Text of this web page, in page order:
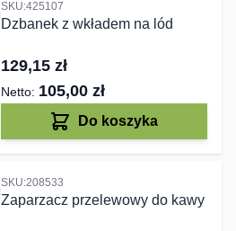
SKU:425107
Dzbanek z wkładem na lód
129,15 zł
105,00 zł
Do koszyka
SKU:208533
Zaparzacz przelewowy do kawy